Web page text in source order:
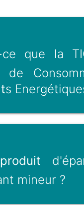
ce que la
de
s
produit
mineur ?